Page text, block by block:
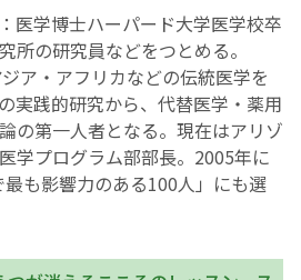
医学博士ハーパード大学医学校卒
所の研究員などをつとめる。
ア・アフリカなどの伝統医学を
実践的研究から、代替医学・薬用
の第一人者となる。現在はアリゾ
学プログラム部部長。2005年に
最も影響力のある100人」にも選